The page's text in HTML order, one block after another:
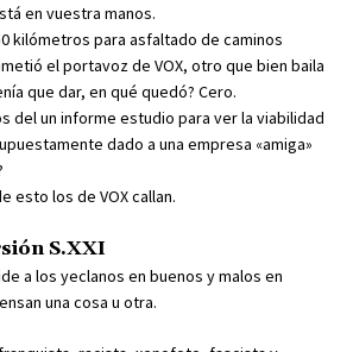
en vuestra manos.
kilómetros para asfaltado de caminos
el portavoz de VOX, otro que bien baila
que dar, en qué quedó? Cero.
del un informe estudio para ver la viabilidad
dado a una empresa «amiga»
esto los de VOX callan.
S.XXI
a los yeclanos en buenos y malos en
una cosa u otra.